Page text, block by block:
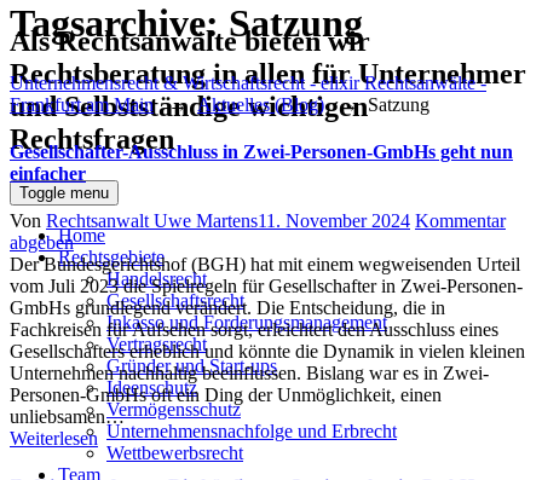
Als Rechtsanwälte bieten wir
Rechtsberatung in allen für Unternehmer
und Selbstständige wichtigen
Rechtsfragen
Toggle menu
Home
Rechtsgebiete
Handelsrecht
Gesellschaftsrecht
Inkasso und Forderungsmanagement
Vertragsrecht
Gründer und Start-ups
Ideenschutz
Vermögensschutz
Unternehmensnachfolge und Erbrecht
Wettbewerbsrecht
Team
Tagsarchive:Satzung
Unternehmensrecht & Wirtschaftsrecht - elixir Rechtsanwälte -
Frankfurt am Main →Aktuelles (Blog)→Satzung
Gesellschafter-Ausschluss in Zwei-Personen-GmbHs geht nun
einfacher
Author
Von Rechtsanwalt Uwe MartensPosted
11. November 2024 Kommentar
abgeben
Der Bundesgerichtshof (BGH) hat mit einem wegweisenden Urteil
vom Juli 2023 die Spielregeln für Gesellschafter in Zwei-Personen-
GmbHs grundlegend verändert. Die Entscheidung, die in
Fachkreisen für Aufsehen sorgt, erleichtert den Ausschluss eines
Gesellschafters erheblich und könnte die Dynamik in vielen kleinen
Unternehmen nachhaltig beeinflussen. Bislang war es in Zwei-
Personen-GmbHs oft ein Ding der Unmöglichkeit, einen
unliebsamen…
Weiterlesen